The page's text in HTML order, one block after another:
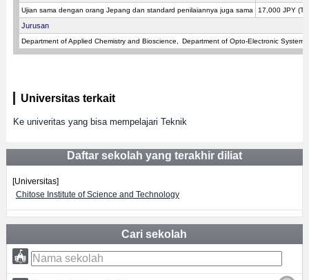
Ujian sama dengan orang Jepang dan standard penilaiannya juga sama 17,000 JPY
Jurusan
Department of Applied Chemistry and Bioscience Department of Opto-Electronic System
Universitas terkait
Ke univeritas yang bisa mempelajari Teknik
Daftar sekolah yang terakhir diliat
[Universitas]
Chitose Institute of Science and Technology
Cari sekolah